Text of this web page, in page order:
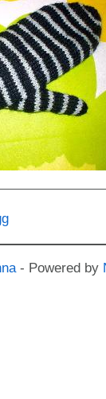
- Powered by